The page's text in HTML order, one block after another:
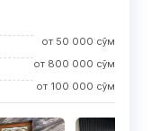
от 50 000 сўм
от 800 000 сўм
от 100 000 сўм